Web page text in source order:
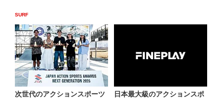
SURF
次世代のアクションスポーツ
日本最大級のアクションスポ